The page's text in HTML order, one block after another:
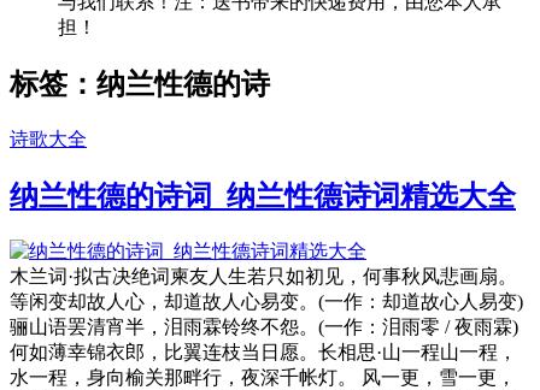
担！
标签：纳兰性德的诗
诗歌大全
纳兰性德的诗词_纳兰性德诗词精选大全
木兰词·拟古决绝词柬友人生若只如初见，何事秋风悲画扇。
等闲变却故人心，却道故人心易变。(一作：却道故心人易变)
骊山语罢清宵半，泪雨霖铃终不怨。(一作：泪雨零 / 夜雨霖)
何如薄幸锦衣郎，比翼连枝当日愿。长相思·山一程山一程，
水一程，身向榆关那畔行，夜深千帐灯。 风一更，雪一更，